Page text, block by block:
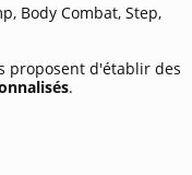
Body Combat, Step,
proposent d'établir des
.